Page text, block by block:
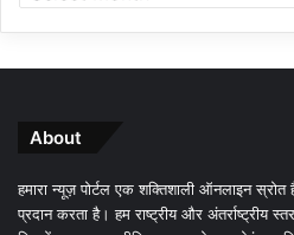
About
हमारा न्यूज़ पोर्टल एक शक्तिशाली ऑनलाइन
प्रदान करता है। हम राष्ट्रीय और अंतर्राष्ट्रीय